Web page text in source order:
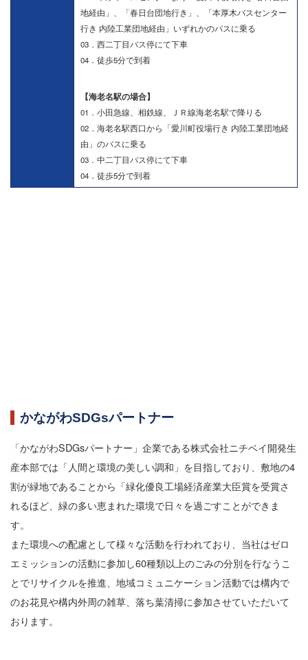
地経由」、「春日台団地行き」、「本厚木バスセンター
行き 内陸工業団地経由」いずれかのバスに乗る
03．西二丁目バス停にて下車
04．徒歩5分で到着
【海老名駅の場合】
01．小田急線、相鉄線、ＪＲ線海老名駅で降りる
02．海老名駅西口から「愛川町役場行き 内陸工業団地経
由」のバスに乗る
03．中二丁目バス停にて下車
04．徒歩5分で到着
かながわSDGsパートナー
「かながわSDGsパートナー」企業である株式会社ニチベイ開発生
産本部では「人間と環境の美しい調和」を目指しており、敷地の4
割が緑地であることから「緑化優良工場経済産業大臣賞を受賞さ
れるほど、緑の多い恵まれた環境で日々を過ごすことができま
す。
また環境への配慮として様々な活動を行われており、当社はゼロ
エミッションの活動に参加し60種類以上のごみの分別を行なうこ
とでリサイクルを推進、地域コミュニケーション活動では構内で
のお花見や構内外周の雑草、落ち葉清掃に参加させていただいて
おります。